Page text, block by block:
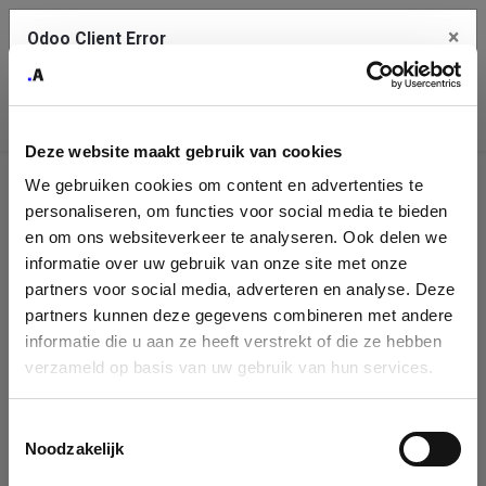
Deze website maakt gebruik van cookies
We gebruiken cookies om content en advertenties te
personaliseren, om functies voor social media te bieden
en om ons websiteverkeer te analyseren. Ook delen we
informatie over uw gebruik van onze site met onze
partners voor social media, adverteren en analyse. Deze
partners kunnen deze gegevens combineren met andere
informatie die u aan ze heeft verstrekt of die ze hebben
verzameld op basis van uw gebruik van hun services.
Noodzakelijk
Company
Identification
Please fill in your company details
You can search a company in our database by name, VAT or
enterprise ID. When a company is selected it will auto-complete the
form. If you don't find your company in our database, you can create
Odoo Client Error ×
service.
See details
Ok